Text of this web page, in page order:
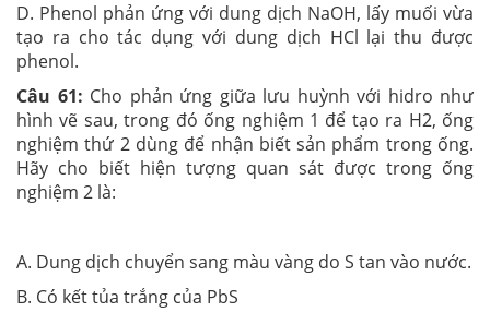
D. Phenol phản ứng với dung dịch NaOH, lấy muối vừa
tạo ra cho tác dụng với dung dịch HCl lại thu được
phenol.
Câu 61: Cho phản ứng giữa lưu huỳnh với hidro như
hình vẽ sau, trong đó ống nghiệm 1 để tạo ra H2, ống
nghiệm thứ 2 dùng để nhận biết sản phẩm trong ống.
Hãy cho biết hiện tượng quan sát được trong ống
nghiệm 2 là:
A. Dung dịch chuyển sang màu vàng do S tan vào nước.
B. Có kết tủa trắng của PbS